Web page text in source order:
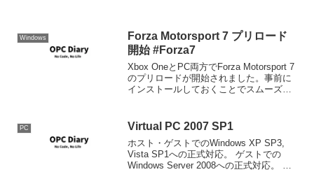
Windows
Forza Motorsport 7 プリロード
開始 #Forza7
Xbox OneとPC両方でForza Motorsport 7
のプリロードが開始されました。事前に
インストールしておくことでスムーズに
た方はメディアが届くま...
PC Virtual PC 2007 SP1
ホスト・ゲストでのWindows XP SP3,
Vista SP1への正式対応。 ゲストでの
Windows Server 2008への正式対応。 窓